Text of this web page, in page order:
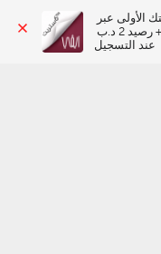
عند التسجيل